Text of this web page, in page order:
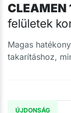
CLEAMEN
felületek
Magas
takarításhoz,
ÚJDONSÁG